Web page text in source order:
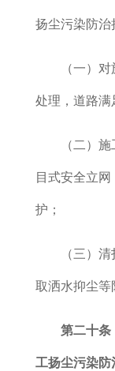
扬尘污染防治
（一）
处理，道路满
（二）
目式安全立
护；
（三）
取洒水抑尘等
第二十条
工扬尘污染防